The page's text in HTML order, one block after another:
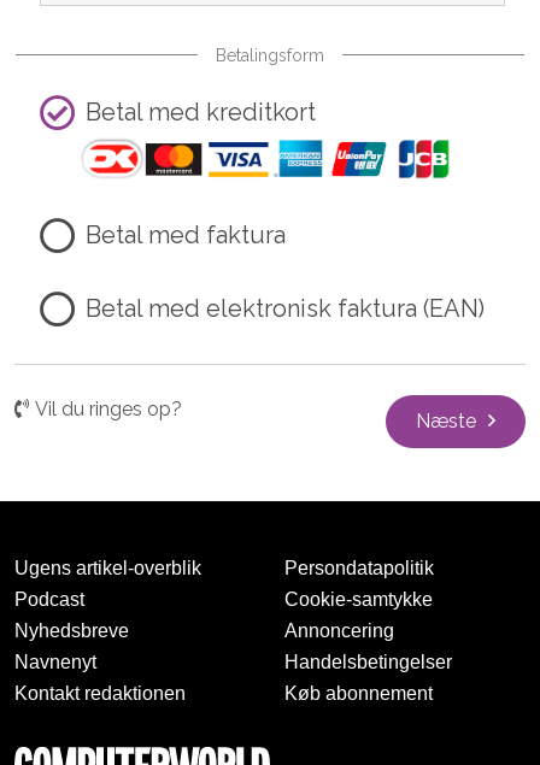
Betalingsform
Betal med kreditkort
Betal med faktura
Betal med elektronisk faktura (EAN)
Vil du ringes op?
Næste
Ugens artikel-overblik
Podcast
Nyhedsbreve
Navnenyt
Kontakt redaktionen
Persondatapolitik
Cookie-samtykke
Annoncering
Handelsbetingelser
Køb abonnement